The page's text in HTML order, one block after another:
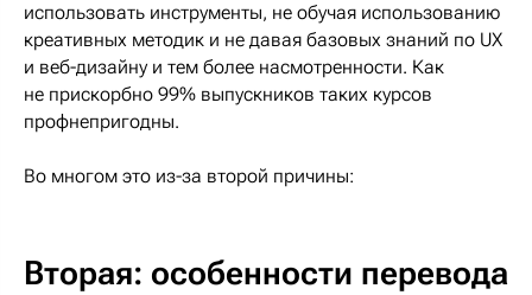
использовать инструменты, не обучая использованию
креативных методик и не давая базовых знаний по UX
и веб-дизайну и тем более насмотренности. Как
не прискорбно 99% выпускников таких курсов
профнепригодны.
Во многом это из-за второй причины:
Вторая: особенности перевода